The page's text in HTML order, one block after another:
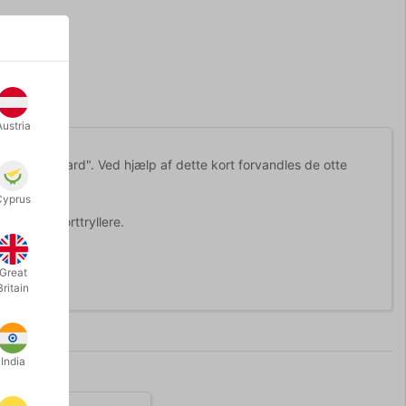
"the wild card". Ved hjælp af dette kort forvandles de otte
blandt korttryllere.
Great
India